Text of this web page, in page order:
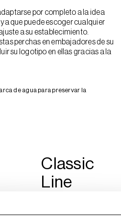
por completo a la idea
que puede escoger cualquier
a su establecimiento.
perchas en embajadores de su
su logotipo en ellas gracias a la
de agua para preservar la
Classic
Line